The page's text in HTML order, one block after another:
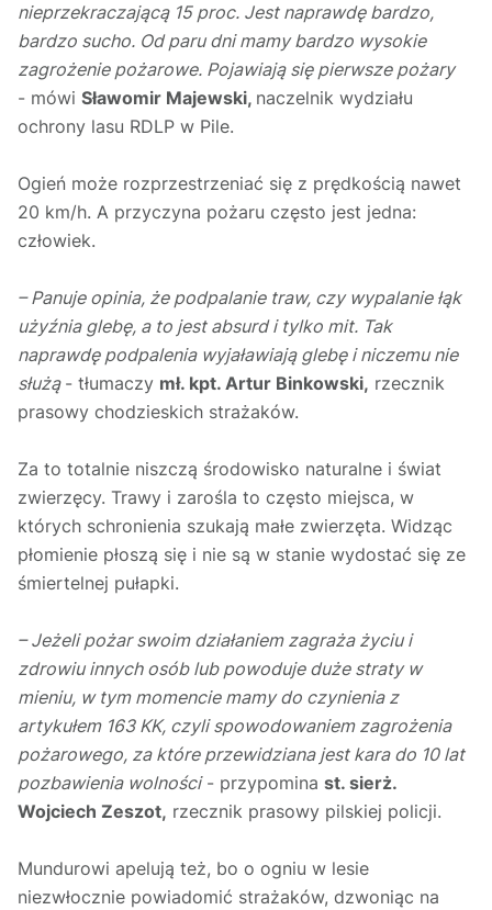
nieprzekraczającą 15 proc. Jest naprawdę bardzo,
bardzo sucho. Od paru dni mamy bardzo wysokie
zagrożenie pożarowe. Pojawiają się pierwsze pożary
- mówi Sławomir Majewski, naczelnik wydziału
ochrony lasu RDLP w Pile.
Ogień może rozprzestrzeniać się z prędkością nawet
20 km/h. A przyczyna pożaru często jest jedna:
człowiek.
– Panuje opinia, że podpalanie traw, czy wypalanie łąk
użyźnia glebę, a to jest absurd i tylko mit. Tak
naprawdę podpalenia wyjaławiają glebę i niczemu nie
służą - tłumaczy mł. kpt. Artur Binkowski, rzecznik
prasowy chodzieskich strażaków.
Za to totalnie niszczą środowisko naturalne i świat
zwierzęcy. Trawy i zarośla to często miejsca, w
których schronienia szukają małe zwierzęta. Widząc
płomienie płoszą się i nie są w stanie wydostać się ze
śmiertelnej pułapki.
– Jeżeli pożar swoim działaniem zagraża życiu i
zdrowiu innych osób lub powoduje duże straty w
mieniu, w tym momencie mamy do czynienia z
artykułem 163 KK, czyli spowodowaniem zagrożenia
pożarowego, za które przewidziana jest kara do 10 lat
pozbawienia wolności- przypomina st. sierż.
Wojciech Zeszot, rzecznik prasowy pilskiej policji.
Mundurowi apelują też, bo o ogniu w lesie
niezwłocznie powiadomić strażaków, dzwoniąc na